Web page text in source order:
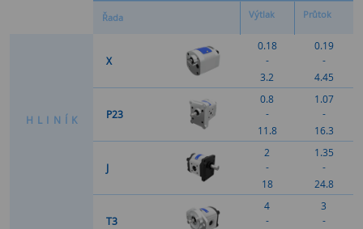
Řada Výtlak Průtok
H L I N Í K
X
0.18
-
3.2
0.19
-
4.45
P23
0.8
-
11.8
1.07
-
16.3
J
2
-
18
1.35
-
24.8
T3
4
-
3
-